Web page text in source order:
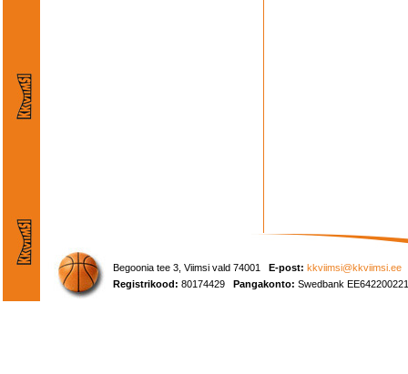
Begoonia tee 3, Viimsi vald 74001 E-post: kkviimsi@kkviimsi.ee
Registrikood: 80174429 Pangakonto: Swedbank